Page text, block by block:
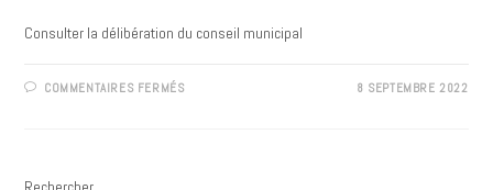
Consulter la délibération du conseil municipal
COMMENTAIRES FERMÉSSUR 8 SEPTEMBRE 2022